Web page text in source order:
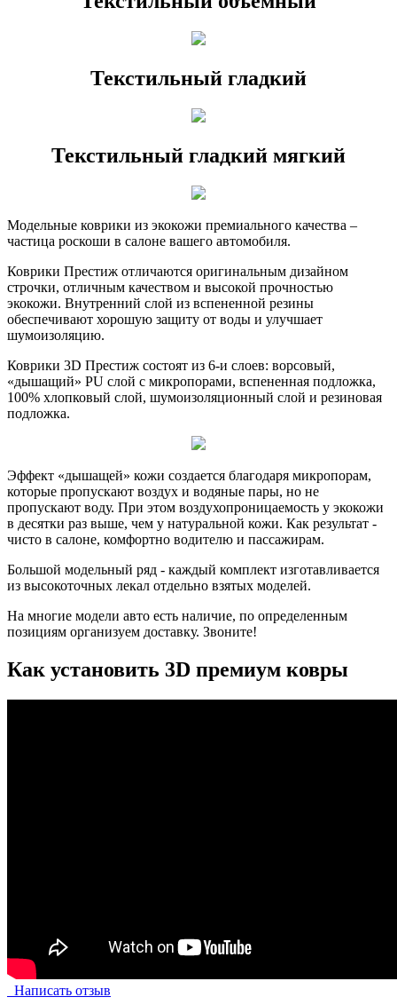
Текстильный гладкий
Текстильный гладкий мягкий
Модельные коврики из экокожи премиального качества –
частица роскоши в салоне вашего автомобиля.
Коврики Престиж отличаются оригинальным дизайном
строчки, отличным качеством и высокой прочностью
экокожи. Внутренний слой из вспененной резины
обеспечивают хорошую защиту от воды и улучшает
шумоизоляцию.
Коврики 3D Престиж состоят из 6-и слоев: ворсовый,
«дышащий» PU слой с микропорами, вспененная подложка,
100% хлопковый слой, шумоизоляционный слой и резиновая
подложка.
Эффект «дышащей» кожи создается благодаря микропорам,
которые пропускают воздух и водяные пары, но не
пропускают воду. При этом воздухопроницаемость у экокожи
в десятки раз выше, чем у натуральной кожи. Как результат -
чисто в салоне, комфортно водителю и пассажирам.
Большой модельный ряд - каждый комплект изготавливается
из высокоточных лекал отдельно взятых моделей.
На многие модели авто есть наличие, по определенным
позициям организуем доставку. Звоните!
Как установить 3D премиум ковры
Написать отзыв